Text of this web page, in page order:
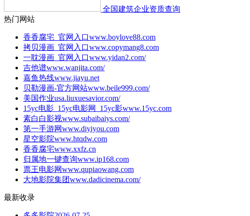
全国建筑企业资质查询
热门网站
香香腐宅_官网入口www.boylove88.com
拷贝漫画_官网入口www.copymang8.com
一耽漫画_官网入口www.yidan2.com/
吉他谱www.wanjita.com/
嘉鱼热线www.jiayu.net
贝勒漫画-官方网站www.beile999.com/
美国作业usa.liuxuesavior.com/
15yc电影_15yc电影网_15yc影www.15yc.com
素白白影视www.subaibaiys.com/
第一手游网www.diyiyou.com
星空影院www.htqdw.com
香香腐宅www.xxfz.cn
归属地一键查询www.ip168.com
票王电影网www.qupiaowang.com
大地影院集团www.dadicinema.com/
最新收录